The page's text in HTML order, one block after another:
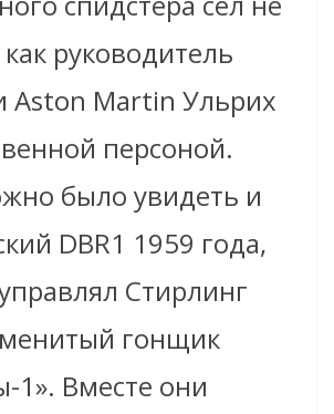
руководитель
Aston Martin Ульрих
персоной.
было увидеть и
DBR1 1959 года,
Стирлинг
гонщик
1». Вместе они